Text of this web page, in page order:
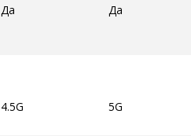
Да Да
4.5G 5G